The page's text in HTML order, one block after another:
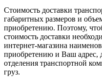
Стоимость доставки
габаритных размеров и
приобретению. Поэтому,
стоимость доставки
интернет-магазина
приобретению и Ваш адрес,
отделения транспортной
груз.